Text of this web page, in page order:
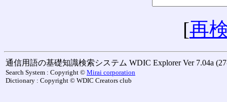
[再
通信用語の基礎知識検索システム WDIC Explorer Ver 7.04a
Search System : Copyright © Mirai corporation
Dictionary : Copyright © WDIC Creators club